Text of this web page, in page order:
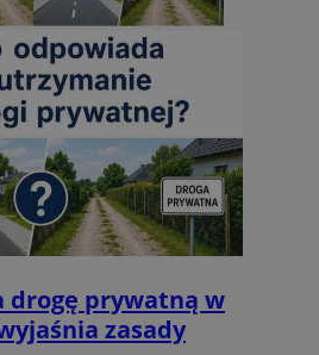
drogę prywatną w
zasady